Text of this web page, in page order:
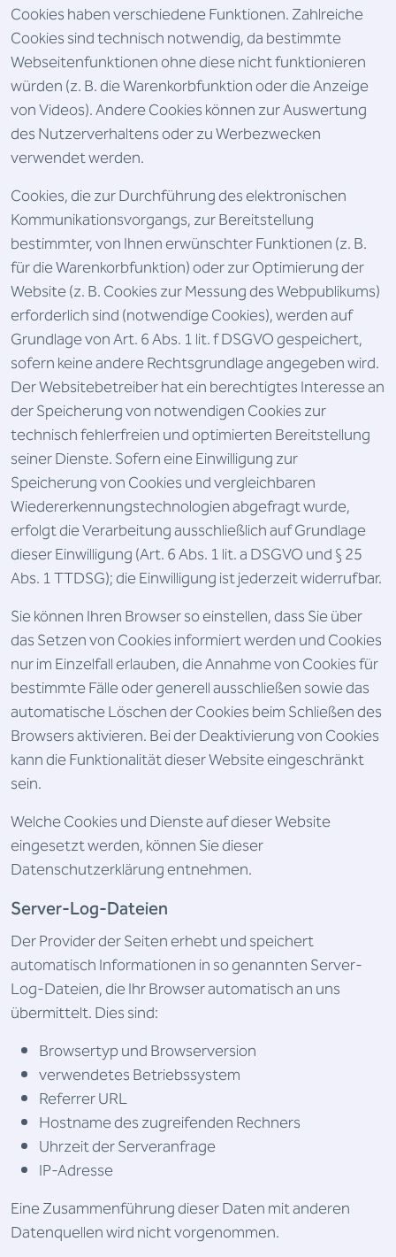
Cookies haben verschiedene Funktionen. Zahlreiche
Cookies sind technisch notwendig, da bestimmte
Webseitenfunktionen ohne diese nicht funktionieren
würden (z. B. die Warenkorbfunktion oder die Anzeige
von Videos). Andere Cookies können zur Auswertung
des Nutzerverhaltens oder zu Werbezwecken
verwendet werden.
Cookies, die zur Durchführung des elektronischen
Kommunikationsvorgangs, zur Bereitstellung
bestimmter, von Ihnen erwünschter Funktionen (z. B.
für die Warenkorbfunktion) oder zur Optimierung der
Website (z. B. Cookies zur Messung des Webpublikums)
erforderlich sind (notwendige Cookies), werden auf
Grundlage von Art. 6 Abs. 1 lit. f DSGVO gespeichert,
sofern keine andere Rechtsgrundlage angegeben wird.
Der Websitebetreiber hat ein berechtigtes Interesse an
der Speicherung von notwendigen Cookies zur
technisch fehlerfreien und optimierten Bereitstellung
seiner Dienste. Sofern eine Einwilligung zur
Speicherung von Cookies und vergleichbaren
Wiedererkennungstechnologien abgefragt wurde,
erfolgt die Verarbeitung ausschließlich auf Grundlage
dieser Einwilligung (Art. 6 Abs. 1 lit. a DSGVO und § 25
Abs. 1 TTDSG); die Einwilligung ist jederzeit widerrufbar.
Sie können Ihren Browser so einstellen, dass Sie über
das Setzen von Cookies informiert werden und Cookies
nur im Einzelfall erlauben, die Annahme von Cookies für
bestimmte Fälle oder generell ausschließen sowie das
automatische Löschen der Cookies beim Schließen des
Browsers aktivieren. Bei der Deaktivierung von Cookies
kann die Funktionalität dieser Website eingeschränkt
sein.
Welche Cookies und Dienste auf dieser Website
eingesetzt werden, können Sie dieser
Datenschutzerklärung entnehmen.
Server-Log-Dateien
Der Provider der Seiten erhebt und speichert
automatisch Informationen in so genannten Server-
Log-Dateien, die Ihr Browser automatisch an uns
übermittelt. Dies sind:
Browsertyp und Browserversion
verwendetes Betriebssystem
Referrer URL
Hostname des zugreifenden Rechners
Uhrzeit der Serveranfrage
IP-Adresse
Eine Zusammenführung dieser Daten mit anderen
Datenquellen wird nicht vorgenommen.